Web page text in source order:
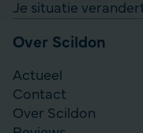
Je situatie
Over Scildon
Actueel
Contact
Over Scildon